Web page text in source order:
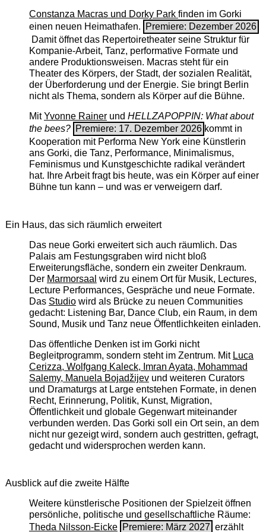
Constanza Macras und Dorky Park finden im Gorki
einen neuen Heimathafen.
Premiere: Dezember 2026
Damit öffnet das Repertoiretheater seine Struktur für
Kompanie-Arbeit, Tanz, performative Formate und
andere Produktionsweisen. Macras steht für ein
Theater des Körpers, der Stadt, der sozialen Realität,
der Überforderung und der Energie. Sie bringt Berlin
nicht als Thema, sondern als Körper auf die Bühne.
MitYvonne Rainerund HELLZAPOPPIN: What about
the bees? Premiere: 17. Dezember 2026 kommt in
Kooperation mit Performa New York eine Künstlerin
ans Gorki, die Tanz, Performance, Minimalismus,
Feminismus und Kunstgeschichte radikal verändert
hat. Ihre Arbeit fragt bis heute, was ein Körper auf einer
Bühne tun kann – und was er verweigern darf.
Ein Haus, das sich räumlich erweitert
Das neue Gorki erweitert sich auch räumlich. Das
Palais am Festungsgraben wird nicht bloß
Erweiterungsfläche, sondern ein zweiter Denkraum.
Der Marmorsaal wird zu einem Ort für Musik, Lectures,
Lecture Performances, Gespräche und neue Formate.
Das Studiowird als Brücke zu neuen Communities
gedacht: Listening Bar, Dance Club, ein Raum, in dem
Sound, Musik und Tanz neue Öffentlichkeiten einladen.
Das öffentliche Denken ist im Gorki nicht
Begleitprogramm, sondern steht im Zentrum. Mit Luca
Cerizza, Wolfgang Kaleck, Imran Ayata, Mohammad
Salemy, Manuela Bojadžijevund weiteren Curators
und Dramaturgs at Large entstehen Formate, in denen
Recht, Erinnerung, Politik, Kunst, Migration,
Öffentlichkeit und globale Gegenwart miteinander
verbunden werden. Das Gorki soll ein Ort sein, an dem
nicht nur gezeigt wird, sondern auch gestritten, gefragt,
gedacht und widersprochen werden kann.
Ausblick auf die zweite Hälfte
Weitere künstlerische Positionen der Spielzeit öffnen
persönliche, politische und gesellschaftliche Räume:
Theda Nilsson-Eicke Premiere: März 2027 erzählt